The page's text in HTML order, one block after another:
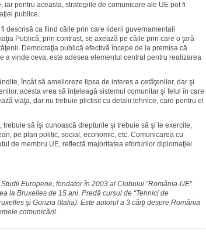
pentru aceasta, strategiile de comunicare ale UE pot fi
publice.
descrisă ca fiind căile prin care liderii guvernamentali
Publică, prin contrast, se axează pe căile prin care o ţară
Democraţia publică efectivă începe de la premisa că
a vinde ceva, este adesea elementul central pentru realizarea
încât să amelioreze lipsa de interes a cetăţenilor, dar şi
acesta vrea să înţeleagă sistemul comunitar şi felul în care
viaţa, dar nu trebuie plictisit cu detalii tehnice, care pentru el
să îşi cunoască drepturile şi trebuie să şi le exercite,
pe plan politic, social, economic, etc. Comunicarea cu
de membru UE, reflectă majoritatea eforturilor diplomaţiei
Europene, fondator în 2003 al Clubului “România-UE”
la Bruxelles de 15 ani. Predă cursul de “Tehnici de
şi Gorizia (Italia). Este autorul a 3 cărţi despre România
comunicării.